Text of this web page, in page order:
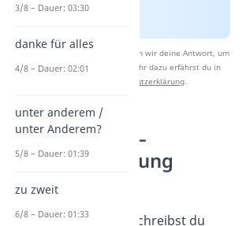
Nach Beantwortung speichern wir deine Antwort, um
Studyflix zu verbessern. Mehr dazu erfährst du in
Datenschutzerklärung.
Ausnahme —
Großschreibung
„Andere“
„unter anderem“ schreibst du
3/8 – Dauer: 03:30
danke für alles
4/8 – Dauer: 02:01
unter anderem /
unter Anderem?
5/8 – Dauer: 01:39
zu zweit
6/8 – Dauer: 01:33